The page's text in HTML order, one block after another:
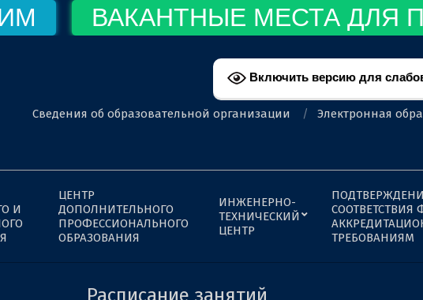
ВАКАНТНЫЕ МЕСТА ДЛЯ
Включить версию для
Сведения об образовательной организации Электронная
И
ЦЕНТР
ДОПОЛНИТЕЛЬНОГО
ПРОФЕССИОНАЛЬНОГО
ОБРАЗОВАНИЯ
ИНЖЕНЕРНО-
ТЕХНИЧЕСКИЙ
ЦЕНТР
СООТВЕТСТВИЯ
ТРЕБОВАНИЯМ
Расписание занятий